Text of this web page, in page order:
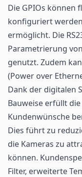
Die GPIOs können
konfiguriert
ermöglicht. Die
Parametrierung
genutzt. Zudem
(Power over
Dank der digitalen
Bauweise erfüllt die
Kundenwünsche
Dies führt zu
die Kameras zu
können.
Filter, erweiterte